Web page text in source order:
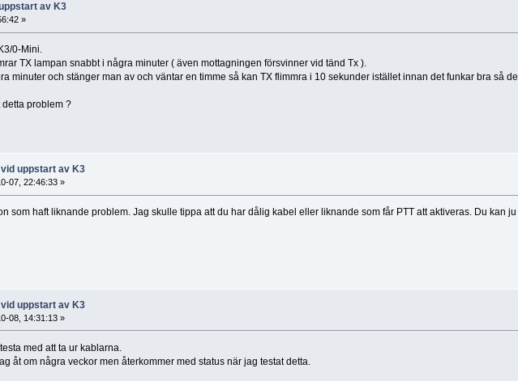
av K3
»
0-Mini.
TX lampan snabbt i några minuter ( även mottagningen försvinner vid tänd Tx ).
minuter och stänger man av och väntar en timme så kan TX flimmra i 10 sekunder istället innan det funkar bra så
problem ?
uppstart av K3
07, 22:46:33 »
som haft liknande problem. Jag skulle tippa att du har dålig kabel eller liknande som får PTT att aktiveras. Du kan
uppstart av K3
08, 14:31:13 »
med att ta ur kablarna.
åt om några veckor men återkommer med status när jag testat detta.